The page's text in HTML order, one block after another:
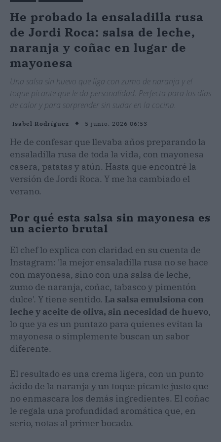
He probado la ensaladilla rusa
de Jordi Roca: salsa de leche,
naranja y coñac en lugar de
mayonesa
Una salsa sin huevo que liga con zumo de naranja y el
toque picante que le da personalidad. Perfecta para los días
de calor y para sorprender sin sudar en la cocina.
Isabel Rodríguez 5 junio, 2026 06:53
He de confesar que llevaba años preparando la
ensaladilla rusa de toda la vida, con mayonesa
casera, patatas y atún. Hasta que encontré la
versión de Jordi Roca. Y me ha cambiado el
verano.
Por qué esta salsa sin mayonesa es
un acierto brutal
El chef lo explica con claridad en su cuenta de
Instagram: 'la mejor ensaladilla rusa no se hace
con mayonesa, sino con una salsa de leche,
zumo de naranja, coñac, tabasco y pimentón
dulce'. Y tiene sentido. La salsa emulsiona con
leche y aceite de oliva, sin necesidad de huevo,
lo que ya es un puntazo para quienes evitan la
mayonesa o simplemente buscan un sabor
diferente.
El resultado es una crema ligera, con un punto
ácido de la naranja y un toque picante justo que
no enmascara los demás ingredientes. El coñac
le regala una profundidad aromática que, en
serio, notas al primer bocado.